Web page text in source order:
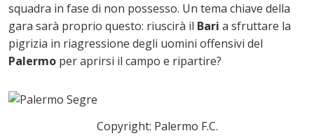
squadra in fase di non possesso. Un tema chiave della
gara sarà proprio questo: riuscirà il Bari a sfruttare la
pigrizia in riagressione degli uomini offensivi del
Palermo per aprirsi il campo e ripartire?
Copyright: Palermo F.C.